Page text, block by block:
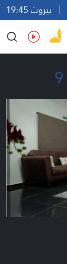
بيروت 19:45
Ar
En Fr Es